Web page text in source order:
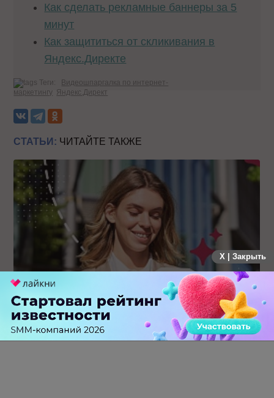
Как сделать рекламные баннеры за 5
минут
Как защититься от скликивания в
Яндекс.Директе
Теги:
Видеошпаргалка по интернет-
маркетингу Яндекс.Директ
СТАТЬИ: ЧИТАЙТЕ ТАКЖЕ
Каким брендам действительно нужны mobile push-
коммуникации, а для кого это – лишняя трата ресурсов
X | Закрыть